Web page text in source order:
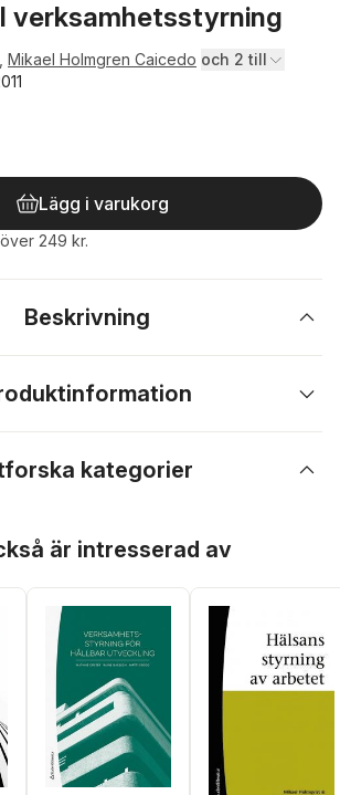
verksamhetsstyrning
Mikael Holmgren Caicedo och 2 till
antal röster:
Lägg i varukorg
249 kr.
Beskrivning
kategorier
är intresserad av